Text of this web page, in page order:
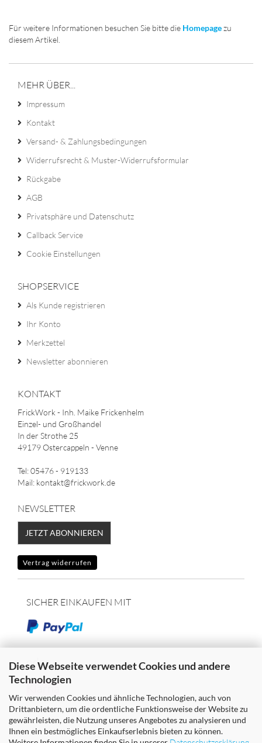
Diese Webseite verwendet Cookies und andere
Technologien
Wir verwenden Cookies und ähnliche Technologien, auch von
Drittanbietern, um die ordentliche Funktionsweise der Website zu
gewährleisten, die Nutzung unseres Angebotes zu analysieren und
Ihnen ein bestmögliches Einkaufserlebnis bieten zu können.
Für weitere Informationen besuchen Sie bitte die Homepagezu
diesem Artikel.
MEHR ÜBER...
Impressum
Kontakt
Versand- & Zahlungsbedingungen
Widerrufsrecht & Muster-Widerrufsformular
Rückgabe
AGB
Privatsphäre und Datenschutz
Callback Service
Cookie Einstellungen
SHOPSERVICE
Als Kunde registrieren
Ihr Konto
Merkzettel
Newsletter abonnieren
KONTAKT
FrickWork - Inh. Maike Frickenhelm
Einzel- und Großhandel
In der Strothe 25
49179 Ostercappeln - Venne
Tel: 05476 - 919133
Mail: kontakt@frickwork.de
NEWSLETTER
JETZT ABONNIEREN
Vertrag widerrufen
SICHER EINKAUFEN MIT
oder
Klarna